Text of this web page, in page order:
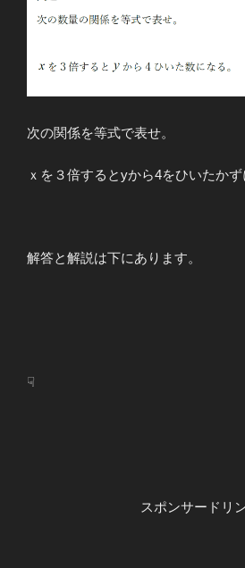
次の関係を等式で表せ。
ｘを３倍するとyから4をひいたかず
解答と解説は下にあります。
☟
スポンサードリ